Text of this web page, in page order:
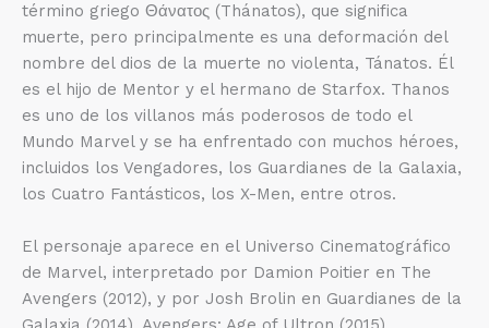
término griego Θάνατος (Thánatos), que significa
muerte, pero principalmente es una deformación del
nombre del dios de la muerte no violenta, Tánatos. Él
es el hijo de Mentor y el hermano de Starfox. Thanos
es uno de los villanos más poderosos de todo el
Mundo Marvel y se ha enfrentado con muchos héroes,
incluidos los Vengadores, los Guardianes de la Galaxia,
los Cuatro Fantásticos, los X-Men, entre otros.
El personaje aparece en el Universo Cinematográfico
de Marvel, interpretado por Damion Poitier en The
Avengers (2012), y por Josh Brolin en Guardianes de la